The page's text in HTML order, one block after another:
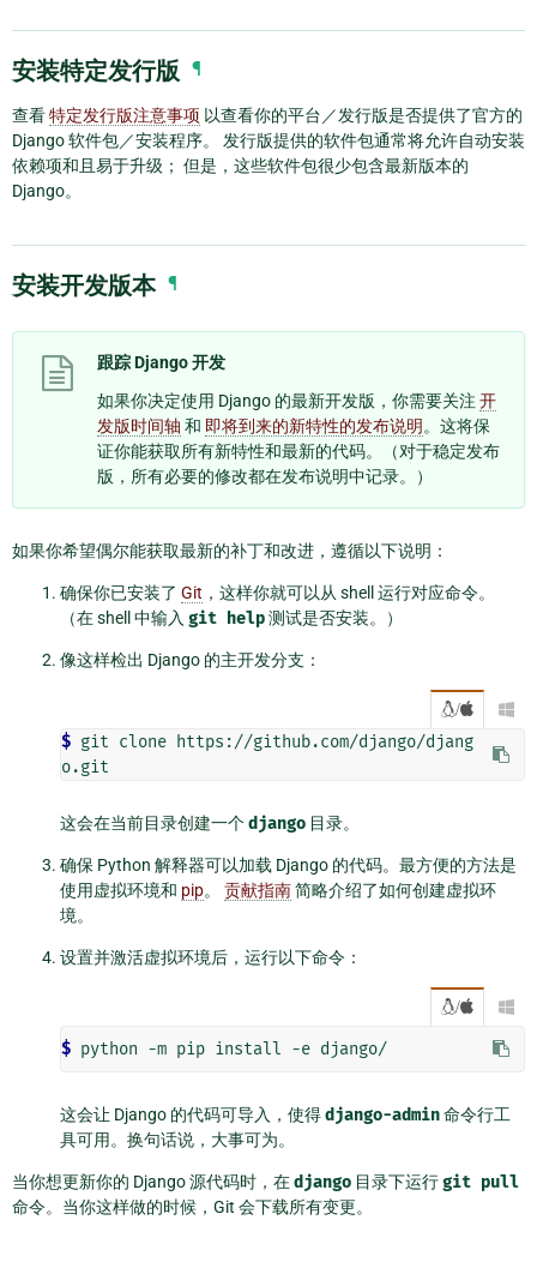
安装特定发行版 ¶
查看特定发行版注意事项 以查看你的平台／发行版是否提供了官方的
Django 软件包／安装程序。 发行版提供的软件包通常将允许自动安装
依赖项和且易于升级； 但是，这些软件包很少包含最新版本的
Django。
安装开发版本 ¶
跟踪 Django 开发
如果你决定使用 Django 的最新开发版，你需要关注 开
发版时间轴 和 即将到来的新特性的发布说明 。这将保
证你能获取所有新特性和最新的代码。（对于稳定发布
版，所有必要的修改都在发布说明中记录。）
如果你希望偶尔能获取最新的补丁和改进，遵循以下说明：
确保你已安装了 Git ，这样你就可以从 shell 运行对应命令。
（在 shell 中输入 git help测试是否安装。）
像这样检出 Django 的主开发分支：
/ 
$ git clone https://github.com/django/djang
这会在当前目录创建一个django 目录。
确保 Python 解释器可以加载 Django 的代码。最方便的方法是
使用虚拟环境和 pip。 贡献指南简略介绍了如何创建虚拟环
境。
设置并激活虚拟环境后，运行以下命令：
/ 
$
这会让 Django 的代码可导入，使得django-admin命令行工
具可用。换句话说，大事可为。
当你想更新你的 Django 源代码时，在django 目录下运行git pull
命令。当你这样做的时候，Git 会下载所有变更。